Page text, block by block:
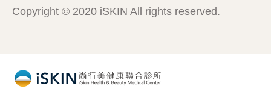
Copyright © 2020 iSKIN All rights reserved.